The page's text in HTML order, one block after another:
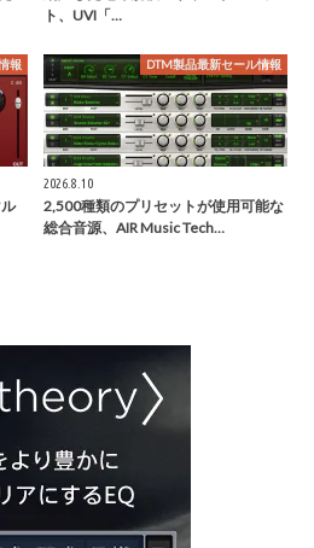
ト、UVI「…
報 DTM製品最新セール情報
2026.8.10
2,500種類のプリセットが使用可能な
総合音源、AIR Music Tech…